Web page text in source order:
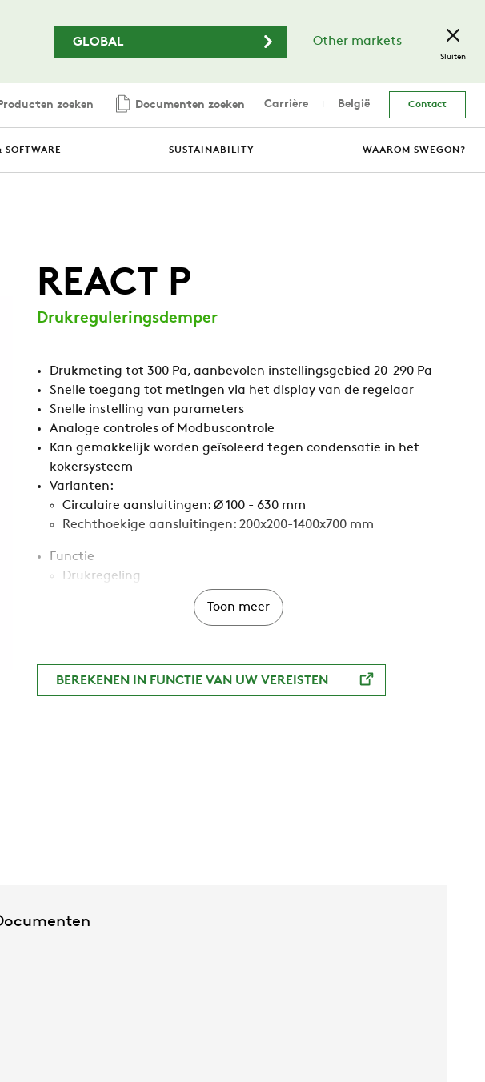
GLOBAL Other markets
Sluiten
Producten zoeken Documenten zoeken Carrière België Contact
SOFTWARE SUSTAINABILITY WAAROM SWEGON?
REACT P
Drukreguleringsdemper
Drukmeting tot 300 Pa, aanbevolen instellingsgebied 20-290 Pa
Snelle toegang tot metingen via het display van de regelaar
Snelle instelling van parameters
Analoge controles of Modbuscontrole
Kan gemakkelijk worden geïsoleerd tegen condensatie in het
kokersysteem
Varianten:
Circulaire aansluitingen: Ø 100 - 630 mm
Rechthoekige aansluitingen: 200x200-1400x700 mm
Functie
Drukregeling
Cirkelvormig, Rechthoekig
Toon meer
BEREKENEN IN FUNCTIE VAN UW VEREISTEN